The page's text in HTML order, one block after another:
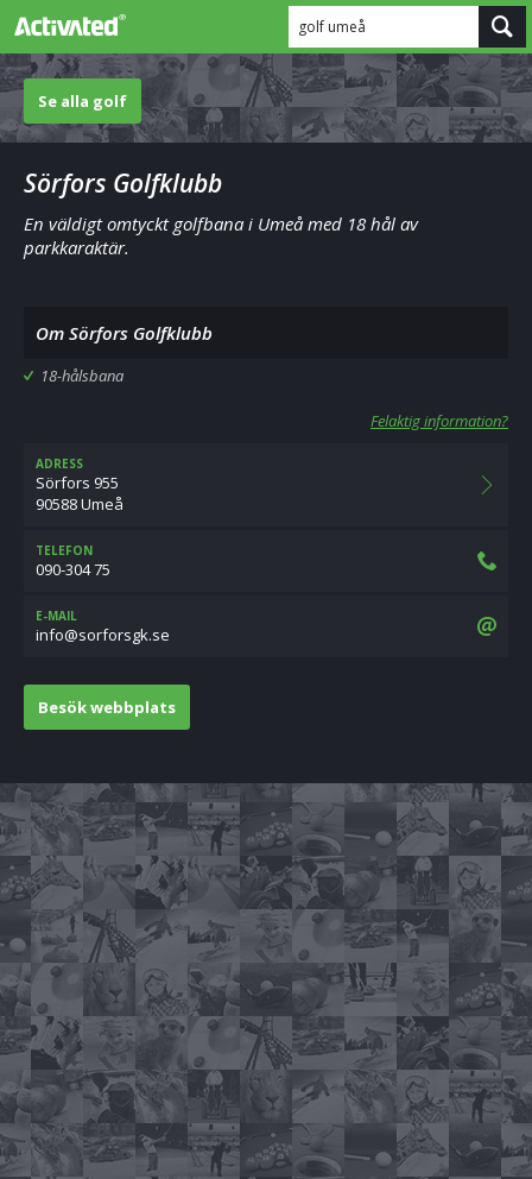
golf umeå
Se alla golf
Sörfors Golfklubb
En väldigt omtyckt golfbana i Umeå med 18 hål av
parkkaraktär.
Om Sörfors Golfklubb
18-hålsbana
Felaktig information?
ADRESS
Sörfors 955
90588 Umeå
TELEFON
090-304 75
E-MAIL
es.kgsrofros@ofni
Besök webbplats